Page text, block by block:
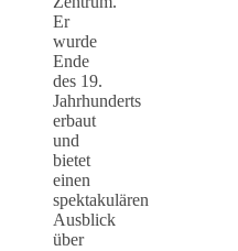
Er
wurde
Ende
des 19.
Jahrhunderts
erbaut
und
bietet
einen
spektakulären
Ausblick
über